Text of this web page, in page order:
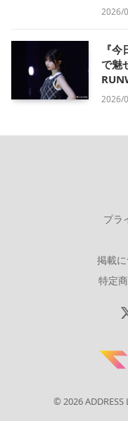
2026/
『
で魅
2026/
プラ
掲載
特定
© 2026